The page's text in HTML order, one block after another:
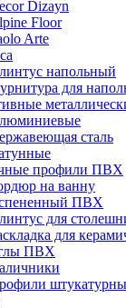
Dizayn
Floor
Arte
напольный
для
сталь
профили ПВХ
на ванну
ПВХ
для
для
ПВХ